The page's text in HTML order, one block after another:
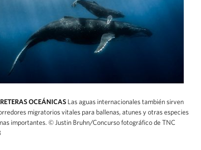
OCEÁNICAS Las aguas internacionales también sirven
migratorios vitales para ballenas, atunes y otras especies
importantes. © Justin Bruhn/Concurso fotográfico de TNC